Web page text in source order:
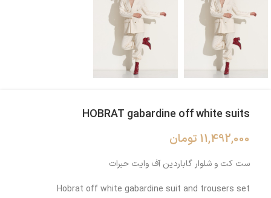
HOBRAT gabardine off white suits
11,492,000 تومان
ست کت و شلوار گاباردین آف وایت حبرات
Hobrat off white gabardine suit and trousers set